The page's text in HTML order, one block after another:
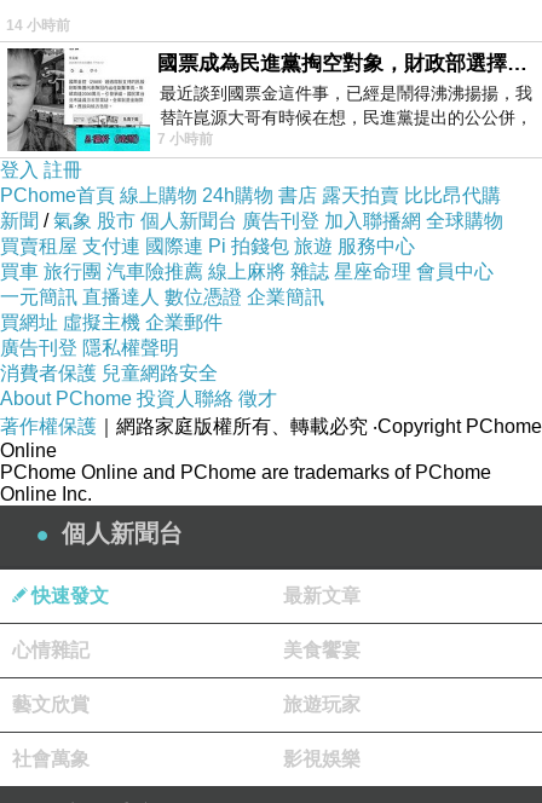
《但願人長久》這個片名，出自宋朝文學家蘇軾的詞作
《水調歌頭》，就連片中兩姊妹的名字都叫「林子圓」和
「林子缺」，呼應這首古典詞作裡面「月有陰晴圓缺」的
典故，透過這兩姊妹的成長過程來講述這個家庭的悲歡離
合，也就顯得更為貼切。整部電影分別以1997年、2007
年、2017年三個時期，描寫一個從湖南移民到香港的貧窮
家庭故事，從初來乍到的香港美夢，到女兒與毒蟲爸爸之
間的愛恨糾結，一直發展到女兒長大成人，年邁的毒蟲爸
爸出獄之後試圖修補親情關係，但這其實不只是家庭故
事，更像是一個屬於香港近代社會環境的縮影，許多劇情
都呈現出香港回歸之後，「中國人」與「香港人」之間的
矛盾關係。
本片由香港名導關錦鵬擔任監製，香港文青美女導演祝紫
嫣自編自導自演，並且改編她自己撰寫過的小說《夏日的
告別》，此人第一次拍攝長篇電影，但是看不出生澀感，
雖然電影節奏有點過度緩慢，但是敘事流暢，感情豐富，
對於演員的運用也有其獨到之處，尤其是整部電影分為三
個不同時期，每十年當成一個單位，所以片中的兩姊妹是
從幼童演到成年人，必須由三組演員分別詮釋，這三組演
14 小時前
國票成為民進黨掏空對象，財政部選擇性失憶
最近談到國票金這件事，已經是鬧得沸沸揚揚，我
替許崑源大哥有時候在想，民進黨提出的公公併，
其實就是想要國庫通黨庫，鬧出最大的醜
7 小時前
登入 註冊
PChome首頁 線上購物 24h購物 書店 露天拍賣 比比昂代購
新聞 /氣象 股市 個人新聞台 廣告刊登 加入聯播網 全球購物
買賣租屋 支付連 國際連 Pi 拍錢包 旅遊 服務中心
買車 旅行團 汽車險推薦 線上麻將 雜誌 星座命理 會員中心
一元簡訊 直播達人 數位憑證 企業簡訊
買網址 虛擬主機 企業郵件
廣告刊登 隱私權聲明
消費者保護 兒童網路安全
About PChome 投資人聯絡 徵才
著作權保護 ｜網路家庭版權所有、轉載必究 ‧Copyright PChome
Online
PChome Online and PChome are trademarks of PChome
Online Inc.
個人新聞台
快速發文 最新文章
心情雜記 美食饗宴
藝文欣賞 旅遊玩家
社會萬象 影視娛樂